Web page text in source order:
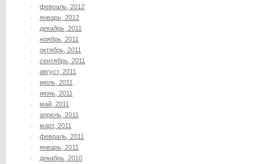
февраль, 2012
январь, 2012
декабрь, 2011
ноябрь, 2011
октябрь, 2011
сентябрь, 2011
август, 2011
июль, 2011
июнь, 2011
май, 2011
апрель, 2011
март, 2011
февраль, 2011
январь, 2011
декабрь, 2010